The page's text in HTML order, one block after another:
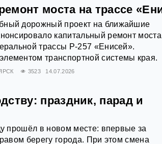
моста на трассе
дорожный проект на ближайшие
капитальный ремонт моста
трассы Р-257 «Енисей».
транспортной системы края.
3523 14.07.2026
праздник, парад и
прошёл в новом месте: впервые за
берегу города. При этом смена